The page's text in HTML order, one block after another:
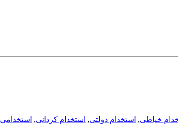
خیاطی, استخدام دولتی, استخدام کردانی, استخدامی